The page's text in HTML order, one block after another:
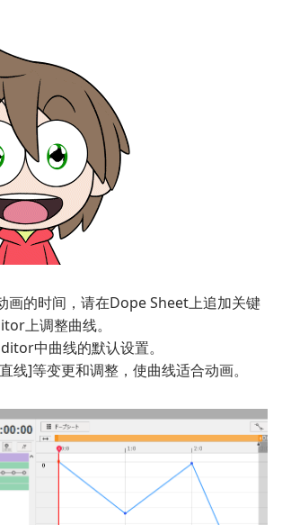
画的时间，请在Dope Sheet上追加关键
上调整曲线。
中曲线的默认设置。
线]等变更和调整，使曲线适合动画。